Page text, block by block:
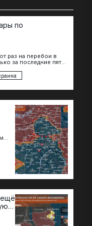
по
раз на перебои в
за последние пять
ещё